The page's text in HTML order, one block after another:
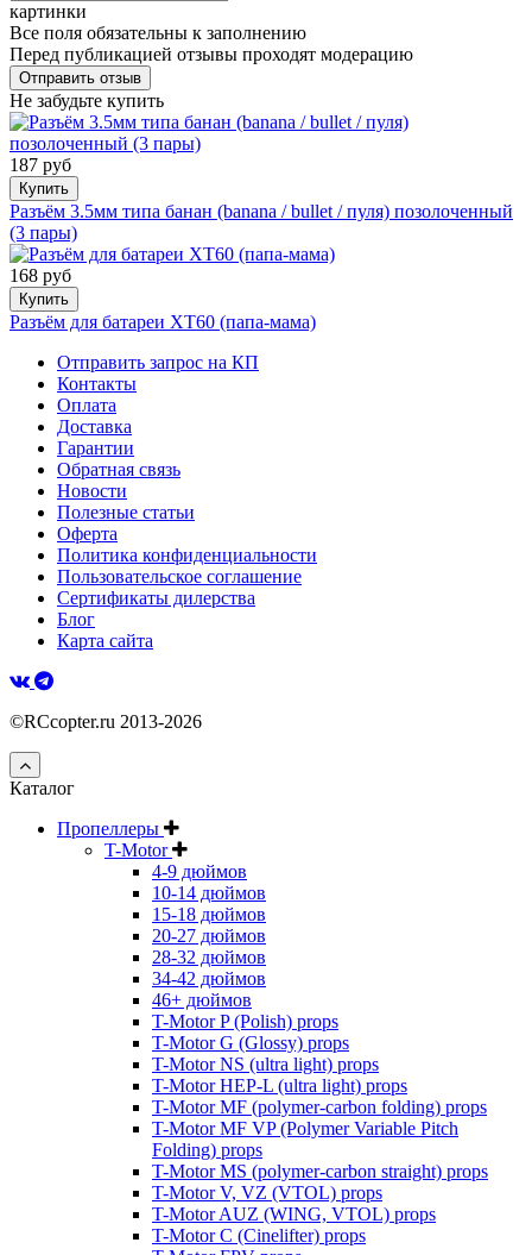
картинки
Все поля обязательны к заполнению
Перед публикацией отзывы проходят модерацию
Не забудьте купить
187 руб
Купить
Разъём 3.5мм типа банан (banana / bullet / пуля) позолоченный
(3 пары)
168 руб
Купить
Разъём для батареи XT60 (папа-мама)
Отправить запрос на КП
Контакты
Оплата
Доставка
Гарантии
Обратная связь
Новости
Полезные статьи
Оферта
Политика конфиденциальности
Пользовательское соглашение
Сертификаты дилерства
Блог
Карта сайта
©RCcopter.ru 2013-2026
Каталог
Пропеллеры
T-Motor
4-9 дюймов
10-14 дюймов
15-18 дюймов
20-27 дюймов
28-32 дюймов
34-42 дюймов
46+ дюймов
T-Motor P (Polish) props
T-Motor G (Glossy) props
T-Motor NS (ultra light) props
T-Motor HEP-L (ultra light) props
T-Motor MF (polymer-carbon folding) props
T-Motor MF VP (Polymer Variable Pitch
Folding) props
T-Motor MS (polymer-carbon straight) props
T-Motor V, VZ (VTOL) props
T-Motor AUZ (WING, VTOL) props
T-Motor C (Cinelifter) props